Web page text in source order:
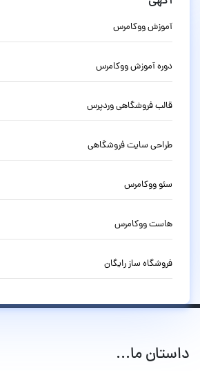
آموزش ووکامرس
دوره آموزش ووکامرس
قالب فروشگاهی وردپرس
طراحی سایت فروشگاهی
سئو ووکامرس
هاست ووکامرس
فروشگاه ساز رایگان
داستان ما...